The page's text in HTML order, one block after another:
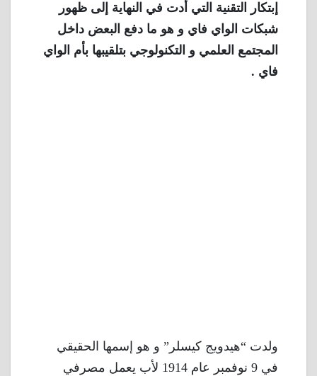
إبتكار التقنية التي أدت في النهاية إلى ظهور
شبكات الواي فاي و هو ما دفع البعض داخل
المجتمع العلمي و التكنولوجي بتلقيبها بأم الواي
فاي .
ولدت “هيدويج كيسلر” و هو إسمها الحقيقي
في 9 نوفمبر عام 1914 لأب يعمل مصرفي